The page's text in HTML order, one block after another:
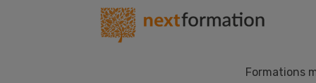
Formations
Nextformation
Gestion des consentements